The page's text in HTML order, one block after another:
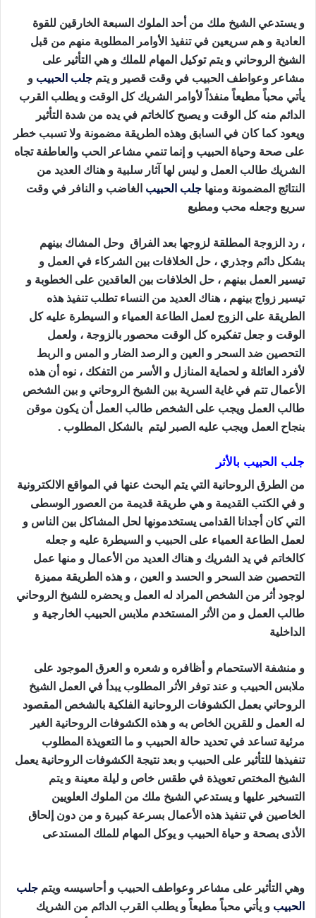
و يستدعي الشيخ ملك من أحد الملوك السبعة الخارقين للقوة
العادية و هم سريعين في تنفيذ الأوامر المطلوبة منهم من قبل
الشيخ الروحاني و يتم توكيل المهام للملك و هي التأثير على
مشاعر وعواطف الحبيب في وقت قصير و يتم جلب الحبيب و
يأتي محباً مطيعاً منفذاً لأوامر الشريك كل الوقت و يطلب القرب
الدائم منه كل الوقت و يصبح كالخاتم في يده من شدة التأثير
ويعود كما كان في السابق وهذه الطريقة مضمونة ولا تسبب خطر
على صحة وحياة الحبيب و إنما تنمي مشاعر الحب والعاطفة تجاه
الشريك طالب العمل و ليس لها آثار سلبية و هناك العديد من
النتائج المضمونة ومنها جلب الحبيب الغاضب و النافر في وقت
سريع وجعله محب ومطيع
، رد الزوجة المطلقة لزوجها بعد الفراق وحل المشاك بينهم
بشكل دائم وجذري ، حل الخلافات بين الشركاء في العمل و
تيسير العمل بينهم ، حل الخلافات بين العاقدين على الخطوبة و
تيسير زواج بينهم ، هناك العديد من النساء تطلب تنفيذ هذه
الطريقة على الزوج لعمل الطاعة العمياء و السيطرة عليه كل
الوقت و جعل تفكيره كل الوقت محصور بالزوجة ، ولعمل
التحصين ضد السحر و العين و الرصد الضار و المس و الربط
لأفرد العائلة و لحماية المنازل و الأسر من التفكك ، نوه أن هذه
الأعمال تتم في غاية السرية بين الشيخ الروحاني و بين الشخص
طالب العمل ويجب على الشخص طالب العمل أن يكون موقن
بنجاح العمل ويجب عليه الصبر ليتم بالشكل المطلوب .
جلب الحبيب بالأثر
من الطرق الروحانية التي يتم البحث عنها في المواقع الالكترونية
و في الكتب القديمة و هي طريقة قديمة من العصور الوسطى
التي كان أجدانا القدامى يستخدمونها لحل المشاكل بين الناس و
لعمل الطاعة العمياء على الحبيب و السيطرة عليه و جعله
كالخاتم في يد الشريك و هناك العديد من الأعمال و منها عمل
التحصين ضد السحر و الحسد و العين ، و هذه الطريقة مميزة
لوجود أثر من الشخص المراد له العمل و يحضره للشيخ الروحاني
طالب العمل و من الأثر المستخدم ملابس الحبيب الخارجية و
الداخلية
و منشفة الاستحمام و أظافره و شعره و العرق الموجود على
ملابس الحبيب و عند توفر الأثر المطلوب يبدأ في العمل الشيخ
الروحاني بعمل الكشوفات الروحانية الفلكية بالشخص المقصود
له العمل و للقرين الخاص به و هذه الكشوفات الروحانية الغير
مرئية تساعد في تحديد حالة الحبيب و ما التعويذة المطلوب
تنفيذها للتأثير على الحبيب و بعد نتيجة الكشوفات الروحانية يعمل
الشيخ المختص تعويذة في طقس خاص و ليلة معينة و يتم
التسخير عليها و يستدعي الشيخ ملك من الملوك العلويين
الخاصين في تنفيذ هذه الأعمال بسرعة كبيرة و من دون إلحاق
الأذى بصحة و حياة الحبيب و يوكل المهام للملك المستدعى
وهي التأثير على مشاعر وعواطف الحبيب و أحاسيسه ويتم جلب
الحبيب و يأتي محباً مطيعاً و يطلب القرب الدائم من الشريك